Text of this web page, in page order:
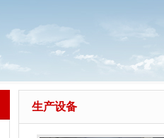
生产设备